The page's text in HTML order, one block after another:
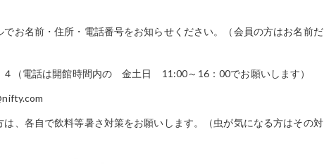
お名前・住所・電話番号をお知らせください。（会員の方はお名前だ
４（電話は開館時間内の 金土日 11:00～16：00でお願いします）
、各自で飲料等暑さ対策をお願いします。（虫が気になる方はその対